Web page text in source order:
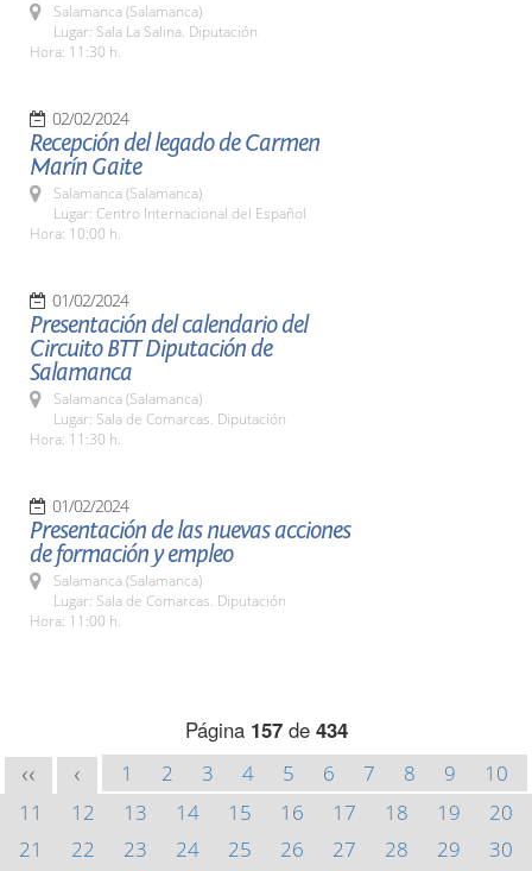
Salamanca (Salamanca)
Lugar: Sala La Salina. Diputación
Hora: 11:30 h.
02/02/2024
Recepción del legado de Carmen
Marín Gaite
Salamanca (Salamanca)
Lugar: Centro Internacional del Español
Hora: 10:00 h.
01/02/2024
Presentación del calendario del
Circuito BTT Diputación de
Salamanca
Salamanca (Salamanca)
Lugar: Sala de Comarcas. Diputación
Hora: 11:30 h.
01/02/2024
Presentación de las nuevas acciones
de formación y empleo
Salamanca (Salamanca)
Lugar: Sala de Comarcas. Diputación
Hora: 11:00 h.
Página 157de 434
<< < 1 2 3 4 5 6 7 8 9
10
11
12 13 14 15 16 17 18 19
20
21
22 23 24 25 26 27 28 29
30